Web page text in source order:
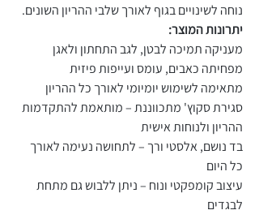
נוחה לשינויים בגוף לאורך שלבי ההריון השונים.
יתרונות המוצר:
מעניקה תמיכה לבטן, לגב התחתון ולאגן
מפחיתה כאבים, עומס ועייפות פיזית
מתאימה לשימוש יומיומי לאורך כל ההריון
סגירת סקוץ' מתכווננת – מותאמת להתקדמות
ההריון ולנוחות אישית
בד נושם, אלסטי ורך – לתחושה נעימה לאורך
כל היום
עיצוב קומפקטי ונוח – ניתן ללבוש גם מתחת
לבגדים